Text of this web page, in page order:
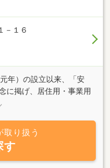
－１６
年）の設立以来、「安
に掲げ、居住用・事業用
密着での幅広い不動産サ
購入やご売却、買取、賃
サポートいたしま
・空地・空き家などの物
：物件の新たな価値創造
取り扱う
す